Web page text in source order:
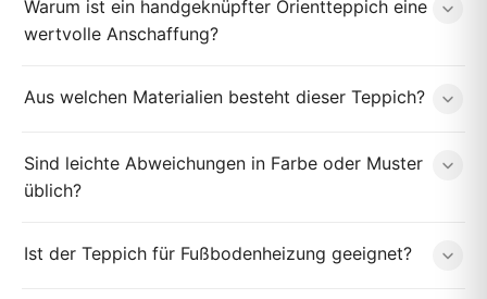
Warum ist ein handgeknüpfter Orientteppich eine
wertvolle Anschaffung?
Aus welchen Materialien besteht dieser Teppich?
Sind leichte Abweichungen in Farbe oder Muster
üblich?
Ist der Teppich für Fußbodenheizung geeignet?